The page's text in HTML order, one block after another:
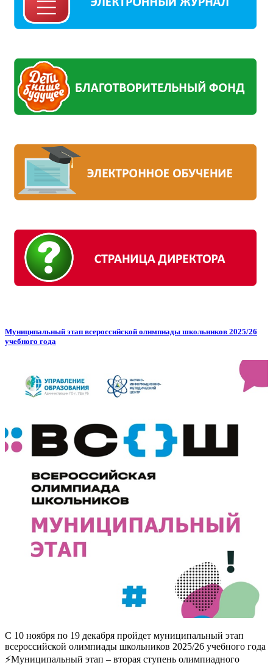
Муниципальный этап всероссийской олимпиады школьников 2025/26
учебного года
С 10 ноября по 19 декабря пройдет муниципальный этап
всероссийской олимпиады школьников 2025/26 учебного года
⚡Муниципальный этап – вторая ступень олимпиадного